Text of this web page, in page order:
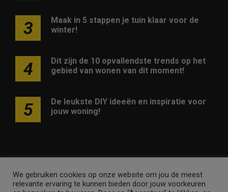
3
Maak in 5 stappen je tuin klaar voor de
winter!
4
Dit zijn de 10 opvallendste trends op het
gebied van wonen van dit moment!
5
De leukste DIY ideeën en inspiratie voor
jouw woning!
Adverteren op deze website Contact
Disclaimer
We gebruiken cookies op onze website om jou de meest
relevante ervaring te kunnen bieden door jouw voorkeuren